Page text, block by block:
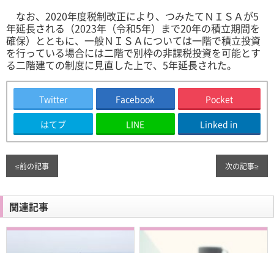
なお、2020年度税制改正により、つみたてＮＩＳＡが5
年延長される（2023年（令和5年）まで20年の積立期間を
確保）とともに、一般ＮＩＳＡについては一階で積立投資
を行っている場合には二階で別枠の非課税投資を可能とす
る二階建ての制度に見直した上で、5年延長された。
Twitter Facebook Pocket
はてブ LINE Linked in
≤前の記事 次の記事≥
関連記事